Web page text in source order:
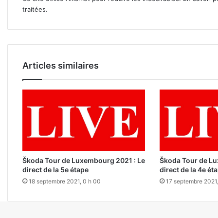
traitées.
Articles similaires
Škoda Tour de Luxembourg 2021 : Le
direct de la 5e étape
18 septembre 2021, 0 h 00
Škoda Tour de
direct de la 4e
17 septembre